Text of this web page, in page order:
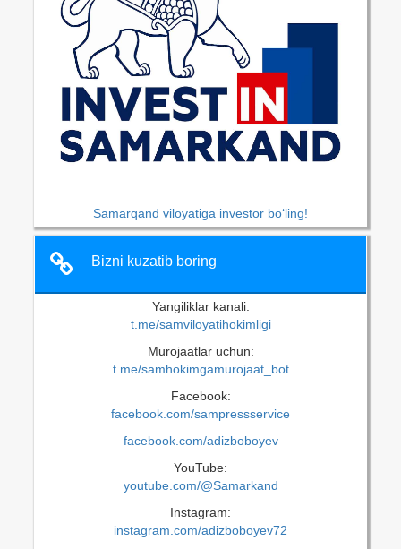
Samarqand viloyatiga investor bo‘ling!
Bizni kuzatib boring
Yangiliklar kanali:
t.me/samviloyatihokimligi
Murojaatlar uchun:
t.me/samhokimgamurojaat_bot
Facebook:
facebook.com/sampressservice
facebook.com/adizboboyev
YouTube:
youtube.com/@Samarkand
Instagram:
instagram.com/adizboboyev72